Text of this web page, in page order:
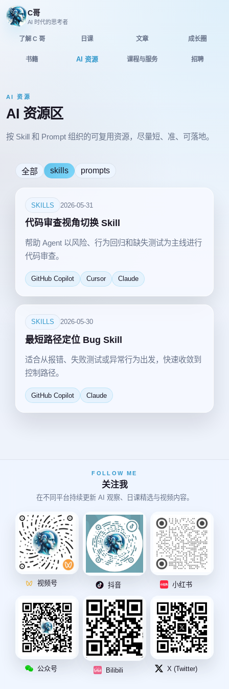
C哥
AI 时代的思考者
了解 C 哥 日课 文章 成长圈
书籍 AI 资源 课程与服务 招聘
AI 资源
AI 资源区
按 Skill 和 Prompt 组织的可复用资源，尽量短、准、可落地。
全部 skills prompts
SKILLS 2026-05-31
代码审查视角切换 Skill
帮助 Agent 以风险、行为回归和缺失测试为主线进行
代码审查。
GitHub Copilot Cursor Claude
SKILLS 2026-05-30
最短路径定位 Bug Skill
适合从报错、失败测试或异常行为出发，快速收敛到
控制路径。
GitHub Copilot Claude
FOLLOW ME
关注我
在不同平台持续更新 AI 观察、日课精选与视频内容。
视频号 抖音 小红书
公众号 Bilibili X (Twitter)